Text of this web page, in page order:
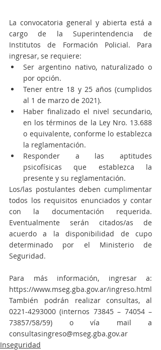
La convocatoria general y abierta está a
cargo de la Superintendencia de
Institutos de Formación Policial. Para
ingresar, se requiere:
Ser argentino nativo, naturalizado o
por opción.
Tener entre 18 y 25 años (cumplidos
al 1 de marzo de 2021).
Haber finalizado el nivel secundario,
en los términos de la Ley Nro. 13.688
o equivalente, conforme lo establezca
la reglamentación.
Responder a las aptitudes
psicofísicas que establezca la
presente y su reglamentación.
Los/las postulantes deben cumplimentar
todos los requisitos enunciados y contar
con la documentación requerida.
Eventualmente serán citados/as de
acuerdo a la disponibilidad de cupo
determinado por el Ministerio de
Seguridad.
Para más información, ingresar a:
https://www.mseg.gba.gov.ar/ingreso.html
También podrán realizar consultas, al
0221-4293000 (internos 73845 – 74054 –
73857/58/59) o vía mail a
consultasingreso@mseg.gba.gov.ar
Inseguridad